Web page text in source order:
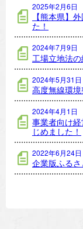
2025年2月6日
【熊本県】
た！
2024年7月9日
工場立地法
2024年5月31日
高度無線環
2024年4月1日
事業者向け
じめました！
2022年6月24日
企業版ふる